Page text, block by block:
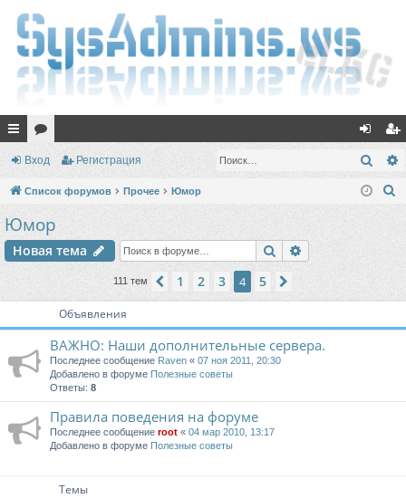
с
ы
и
ор хо
д
ег
ис
Вход Регистрация
Список форумов Прочее Юмор
Юмор
Новая тема Поиск
111 тем Пред.
1 2 3 4 5
Объявления
ВАЖНО: Наши дополнительные сервера.
Последнее сообщение Raven « 07 ноя 2011, 20:30
Добавлено в форуме Полезные советы
Ответы: 8
Правила поведения на форуме
Последнее сообщение root « 04 мар 2010, 13:17
Добавлено в форуме Полезные советы
Темы